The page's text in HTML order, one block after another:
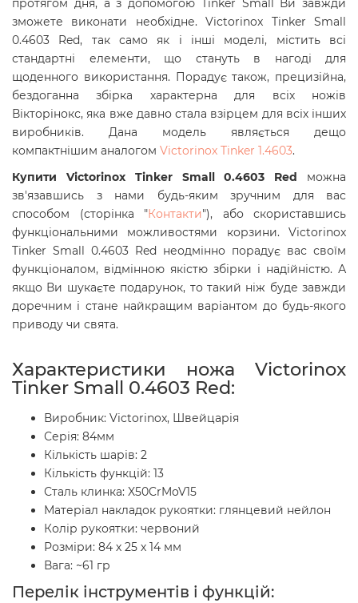
протягом дня, а з допомогою Tinker Small Ви завжди
зможете виконати необхідне. Victorinox Tinker Small
0.4603 Red, так само як і інші моделі, містить всі
стандартні елементи, що стануть в нагоді для
щоденного використання. Порадує також, прецизійна,
бездоганна збірка характерна для всіх ножів
Вікторінокс, яка вже давно стала взірцем для всіх інших
виробників. Дана модель являється дещо
компактнішим аналогом Victorinox Tinker 1.4603.
Купити Victorinox Tinker Small 0.4603 Red
можна
зв'язавшись з нами будь-яким зручним для вас
способом (сторінка "Контакти"), або скориставшись
функціональними можливостями корзини. Victorinox
Tinker Small 0.4603 Red неодмінно порадує вас своїм
функціоналом, відмінною якістю збірки і надійністю. А
якщо Ви шукаєте подарунок, то такий ніж буде завжди
доречним і стане найкращим варіантом до будь-якого
приводу чи свята.
Характеристики ножа Victorinox
Tinker Small 0.4603 Red:
Виробник: Victorinox, Швейцарія
Серія: 84мм
Кількість шарів: 2
Кількість функцій: 13
Сталь клинка: X50CrMoV15
Матеріал накладок рукоятки: глянцевий нейлон
Колір рукоятки: червоний
Розміри: 84 х 25 х 14 мм
Вага: ~61 гр
Перелік інструментів і функцій: